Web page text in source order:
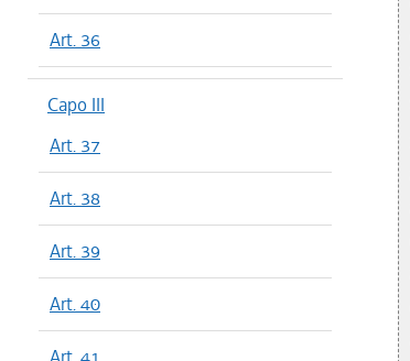
Art. 36
Capo III
Art. 37
Art. 38
Art. 39
Art. 40